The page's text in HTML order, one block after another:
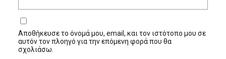
Αποθήκευσε το όνομά μου, email, και τον ιστότοπο μου σε
αυτόν τον πλοηγό για την επόμενη φορά που θα
σχολιάσω.